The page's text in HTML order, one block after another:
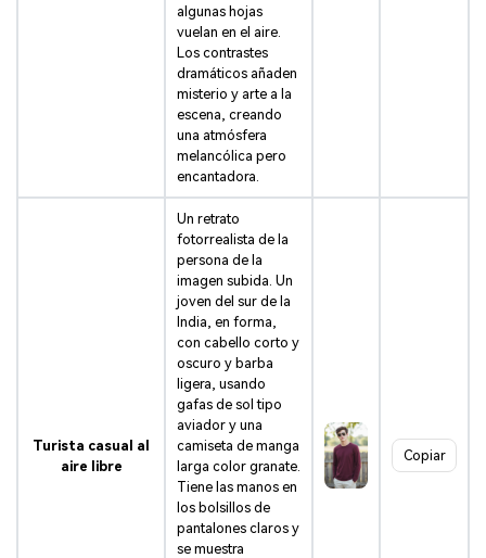
algunas hojas
vuelan en el aire.
Los contrastes
dramáticos añaden
misterio y arte a la
escena, creando
una atmósfera
melancólica pero
encantadora.
Turista casual al
aire libre
Un retrato
fotorrealista de la
persona de la
imagen subida. Un
joven del sur de la
India, en forma,
con cabello corto y
oscuro y barba
ligera, usando
gafas de sol tipo
aviador y una
camiseta de manga
larga color granate.
Tiene las manos en
los bolsillos de
pantalones claros y
se muestra
Copiar